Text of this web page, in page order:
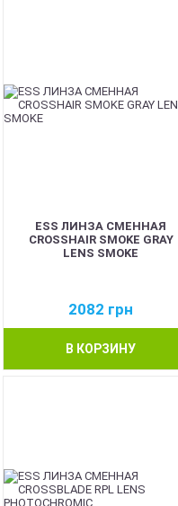
ESS ЛИНЗА СМЕННАЯ
CROSSHAIR SMOKE GRAY
LENS SMOKE
2082 грн
В КОРЗИНУ